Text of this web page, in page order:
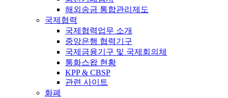
해외송금 통합관리제도
국제협력
국제협력업무 소개
중앙은행 협력기구
국제금융기구 및 국제회의체
통화스왑 현황
KPP & CBSP
관련 사이트
화폐